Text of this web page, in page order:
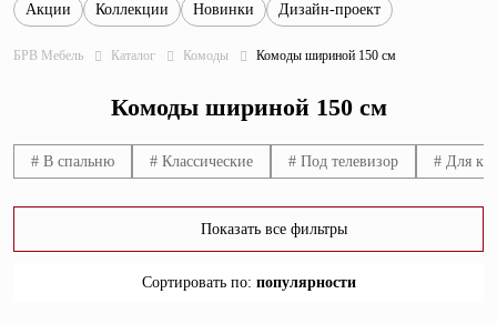
Все товары
Тумбы
Шкафы
Витрины
Комоды
Столы
Акции Коллекции Новинки Дизайн-проект
БРВ Мебель Каталог Комоды Комоды шириной 150 см
Комоды шириной 150 см
# В спальню # Классические # Под телевизор # Для
Показать все фильтры
Сортировать по: популярности